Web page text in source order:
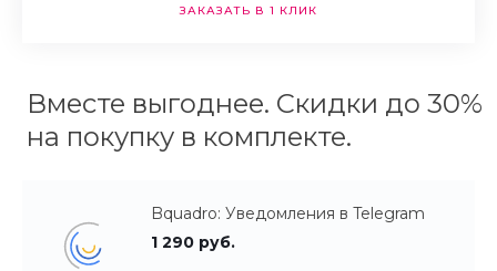
ЗАКАЗАТЬ В 1 КЛИК
Вместе выгоднее. Скидки до 30%
на покупку в комплекте.
Bquadro: Уведомления в Telegram
1 290 руб.